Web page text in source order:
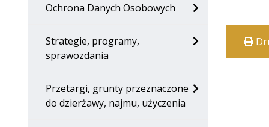
Ochrona Danych Osobowych
Strategie, programy,
sprawozdania
Przetargi, grunty przeznaczone
do dzierżawy, najmu, użyczenia